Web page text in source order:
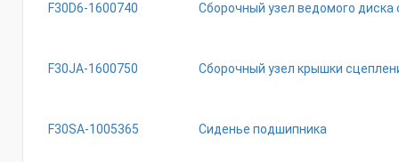
F30D6-1600740 Сборочный узел ведомого диска
F30JA-1600750 Сборочный узел крышки
F30SA-1005365 Сиденье подшипника